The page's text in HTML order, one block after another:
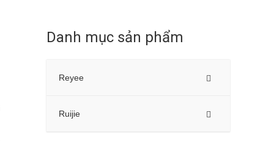
Danh mục sản phẩm
Reyee
Ruijie